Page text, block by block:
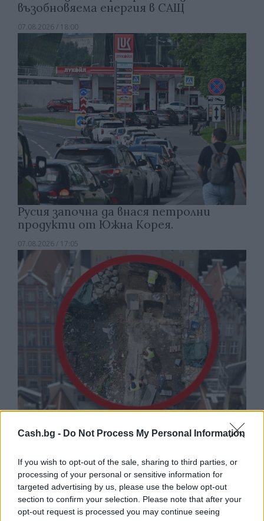
Cash.bg - Do Not Process My Personal Information
If you wish to opt-out of the sale, sharing to third parties, or
processing of your personal or sensitive information for
targeted advertising by us, please use the below opt-out
section to confirm your selection. Please note that after your
opt-out request is processed you may continue seeing
възобновяема енергия в САЩ
07.08.2026 / 18:00
Русия започна да внася петролни
продукти от Южна Корея.
07.08.2026 / 17:05
Древен храм на почти 900 години
откриха под кафене за сладолед в
07.08.2026 / 16:00